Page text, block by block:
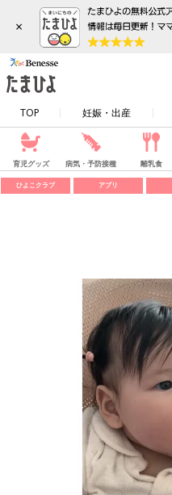
×
TOP 妊娠・出産
育児グッズ 病気・予防接種 離乳食
ひよこクラブ アプリ